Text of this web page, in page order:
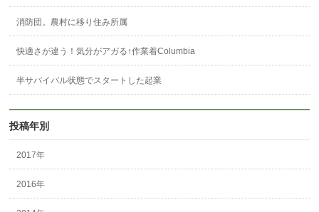
消防団。農村に移り住み所属
快適さが違う！気分がアガる↑作業着Columbia
半サバイバル状態でスタートした起業
投稿年別
2017年
2016年